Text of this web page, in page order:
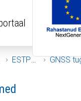
ESTPOS GNSS